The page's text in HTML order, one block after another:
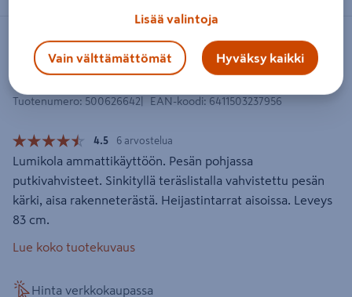
Lumikola Fiskars ammattikäyttöön
FISKARS
Tuotenumero: 500626642 EAN-koodi: 6411503237956
4.5 6 arvostelua
Lumikola ammattikäyttöön. Pesän pohjassa
putkivahvisteet. Sinkityllä teräslistalla vahvistettu pesän
kärki, aisa rakenneterästä. Heijastintarrat aisoissa. Leveys
83 cm.
Lue koko tuotekuvaus
Hinta verkkokaupassa
Lisää valintoja
Vain välttämättömät Hyväksy kaikki